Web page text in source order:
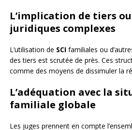
L’implication de tiers
juridiques complexes
L’utilisation de SCI familiales ou
des tiers est scrutée de près. Ces
comme des moyens de dissimuler la
L’adéquation avec la
familiale globale
Les juges prennent en compte